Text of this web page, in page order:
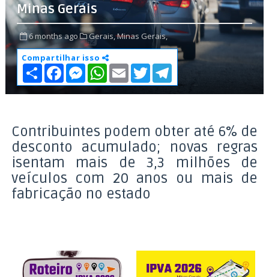
Minas Gerais
6 months ago Gerais,Minas Gerais,
Compartilhar isso
S
h
a
r
F
c
e
o
k
M
e
s
s
g
e
r
W
h
a
t
p
p
E
m
a
i
T
i
t
T
l
e
a
m
Contribuintes podem obter até 6% de
desconto acumulado; novas regras
isentam mais de 3,3 milhões de
veículos com 20 anos ou mais de
fabricação no estado